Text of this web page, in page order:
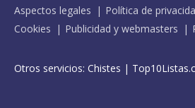
Aspectos legales
Política de
Cookies
Publicidad y webmasters
Otros servicios: Chistes |